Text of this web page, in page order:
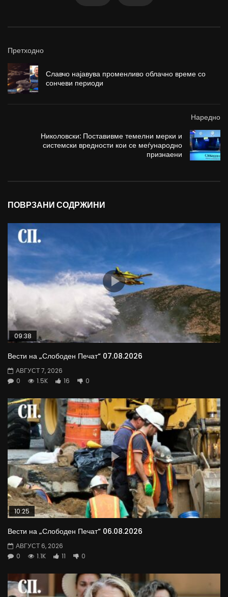
Претходно
Славчо најавува променливо облачно време со
сончеви периоди
Наредно
Николовски: Поставивме темелни мерки и
системски вредности кои се меѓународно
признаени
ПОВРЗАНИ СОДРЖИНИ
09:38
Вести на „Слободен Печат“ 07.08.2026
АВГУСТ 7, 2026
0
1.5K 16 0
10:25
Вести на „Слободен Печат“ 06.08.2026
АВГУСТ 6, 2026
0
1.1K 11 0